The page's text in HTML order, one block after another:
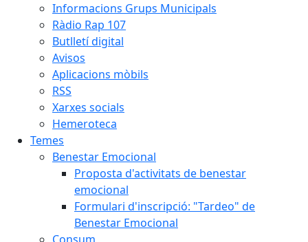
Informacions Grups Municipals
Ràdio Rap 107
Butlletí digital
Avisos
Aplicacions mòbils
RSS
Xarxes socials
Hemeroteca
Temes
Benestar Emocional
Proposta d'activitats de benestar
emocional
Formulari d'inscripció: "Tardeo" de
Benestar Emocional